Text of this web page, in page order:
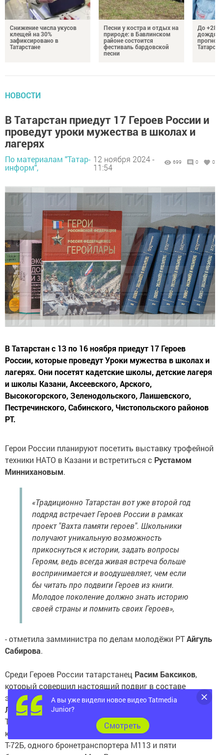
Снижение числа укусов
клещей на 30%
зафиксировано в
Татарстане
Песни у костра и отдых на
природе: в Бавлинском
районе состоится
фестиваль бардовской
песни
До +28
НОВОСТИ
В Татарстан приедут 17 Героев России и
проведут уроки мужества в школах и
лагерях
По материалам "Татар-
информ",
12 ноября 2024 -
11:54
699 0 0
В Татарстан с 13 по 16 ноября приедут 17 Героев
России, которые проведут Уроки мужества в школах и
лагерях. Они посетят кадетские школы, детские лагеря
и школы Казани, Аксеевского, Арского,
Высокогорского, Зеленодольского, Лаишевского,
Пестречинского, Сабинского, Чистопольского районов
РТ.
Герои России планируют посетить выставку трофейной
техники НАТО в Казани и встретиться с Рустамом
Миннихановым.
«Традиционно Татарстан вот уже второй год
подряд встречает Героев России в рамках
проект "Вахта памяти героев". Школьники
получают уникальную возможность
прикоснуться к истории, задать вопросы
Героям, ведь всегда живая встреча больше
воспринимается и воодушевляет, чем если
бы читать про подвиги Героев из книги.
Молодое поколение должно знать историю
своей страны и помнить своих Героев»,
- отметила замминистра по делам молодёжи РТАйгуль
Сабирова.
Среди Героев России татарстанец Расим Баксиков,
который совершил настоящий подвиг в составе
экипажа танка вместе с лейтенантомАлександром
Леваковым
и ефрейтором
Танкисты при поддержке артиллерии уничтожили
колонну вражеской техники, состоящую из двух танков
Т-72Б, одного бронетранспортера М113 и пяти
А вы уже видели новое видео Tatmedia
Junior?
Cмотреть